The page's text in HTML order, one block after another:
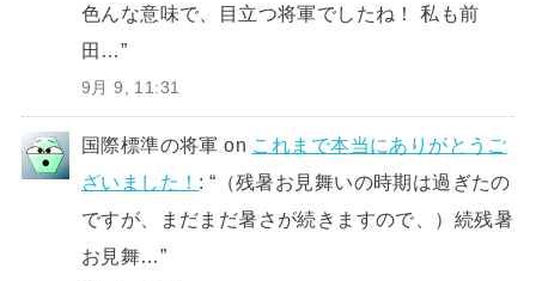
色んな意味で、目立つ将軍でしたね！ 私も前
田…”
9月 9, 11:31
国際標準の将軍 on これまで本当にありがとうご
ざいました！ : “ （残暑お見舞いの時期は過ぎたの
ですが、まだまだ暑さが続きますので、）続残暑
お見舞…”